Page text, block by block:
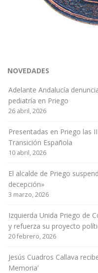
NOVEDADES
Adelante Andalucía
pediatría en Priego
26 abril, 2026
Presentadas en Priego las
Transición Española
10 abril, 2026
El alcalde de Priego
decepción»
3 marzo, 2026
Izquierda Unida Priego de
y refuerza su proyecto
20 febrero, 2026
Jesús Cuadros Callava
Memoria’